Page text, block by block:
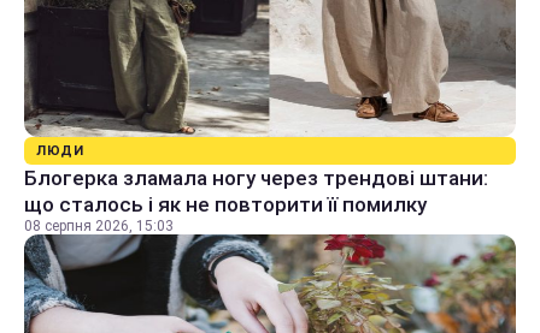
ЛЮДИ
Блогерка зламала ногу через трендові штани:
що сталось і як не повторити її помилку
08 серпня 2026, 15:03